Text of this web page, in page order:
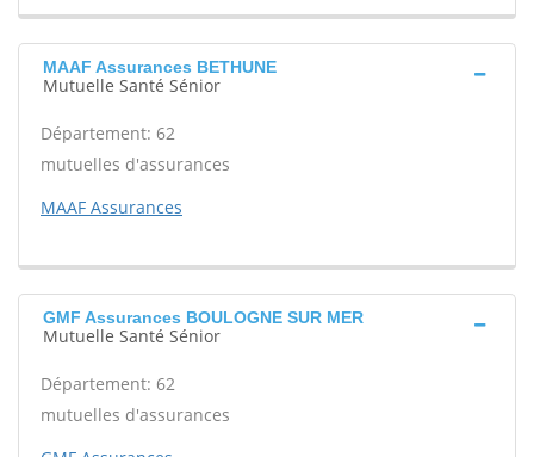
MAAF Assurances BETHUNE
Mutuelle Santé Sénior
Département: 62
mutuelles d'assurances
MAAF Assurances
GMF Assurances BOULOGNE SUR MER
Mutuelle Santé Sénior
Département: 62
mutuelles d'assurances